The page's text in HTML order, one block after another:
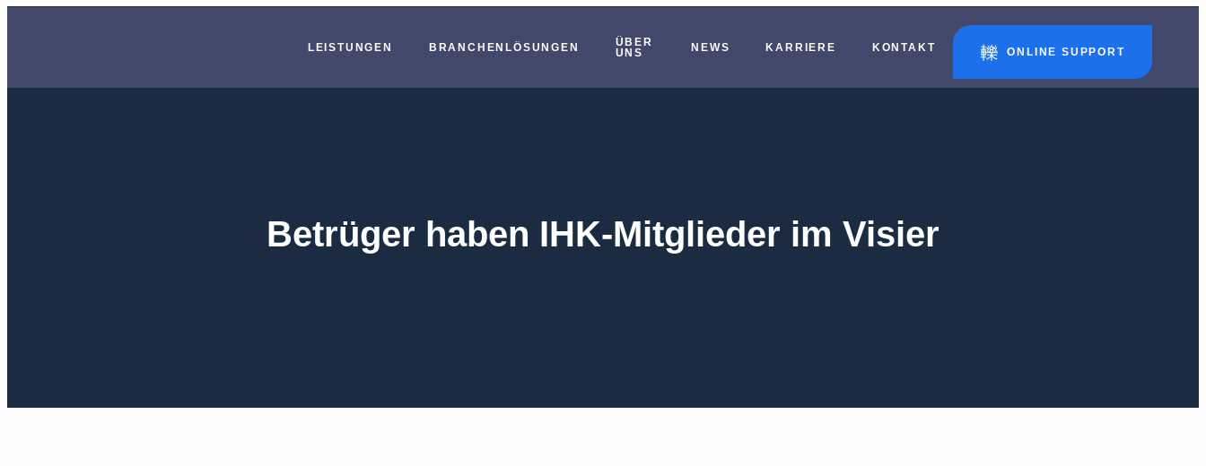
LEISTUNGEN BRANCHENLÖSUNGEN
ÜBER
UNS
NEWS KARRIERE KONTAKT ONLINE SUPPORT
Betrüger haben IHK-Mitglieder im Visier